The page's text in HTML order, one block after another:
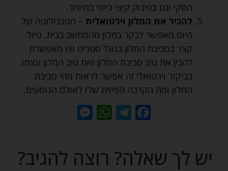
הסקי וגם כפינוק קיצי כייפי במיוחד.
להכיר את המלון וירטואלית– הטכנולוגיה של
היום מאפשר לבקר במלון מהמחשב בבית. טיול
קצר בסביבת המלון בגוגל סטריט וויו מאפשרת
להבין את טיב סביבת המלון ואת טיב המלון עצמו.
בביקור וירטואלי זה אפשר לראות מהי סביבת
המלון ומה הקרבה הפיזית שלו לאולם הנוסעים.
Facebook
Telegram
WhatsApp
Messenger
יש לך שאלה? רוצה להגיב?